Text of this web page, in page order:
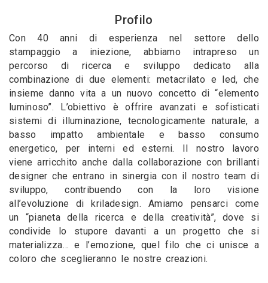
Profilo
Con 40 anni di esperienza nel settore dello
stampaggio a iniezione, abbiamo intrapreso un
percorso di ricerca e sviluppo dedicato alla
combinazione di due elementi: metacrilato e led, che
insieme danno vita a un nuovo concetto di “elemento
luminoso”. L’obiettivo è offrire avanzati e sofisticati
sistemi di illuminazione, tecnologicamente naturale, a
basso impatto ambientale e basso consumo
energetico, per interni ed esterni. Il nostro lavoro
viene arricchito anche dalla collaborazione con brillanti
designer che entrano in sinergia con il nostro team di
sviluppo, contribuendo con la loro visione
all’evoluzione di kriladesign. Amiamo pensarci come
un “pianeta della ricerca e della creatività”, dove si
condivide lo stupore davanti a un progetto che si
materializza… e l’emozione, quel filo che ci unisce a
coloro che sceglieranno le nostre creazioni.